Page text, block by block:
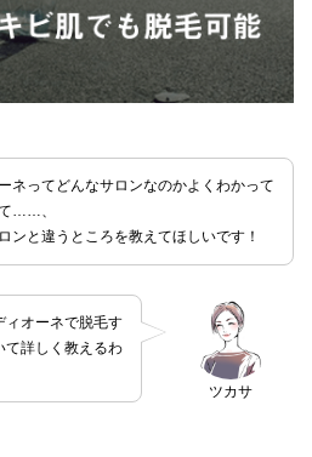
ネってどんなサロンなのかよくわかって
……、
ンと違うところを教えてほしいです！
ツカサ
ィオーネで脱毛す
て詳しく教えるわ